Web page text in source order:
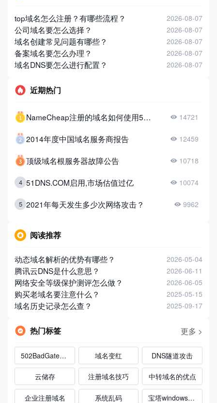
top域名怎么注册？有哪些流程？ 2026-08-07
公司域名要怎么选择？ 2026-08-07
域名创建常见问题有哪些？ 2026-08-07
备案域名要怎么办理？ 2026-08-07
域名DNS要怎么进行配置？ 2026-08-07
近期热门
NameCheap注册的域名如何使用51DNS？ 14721
2014年度中国域名服务商报告 12459
顶级域名根服务器故障公告 10718
4 51DNS.COM启用,市场估值过亿 10074
5 2021年每天发生多少次网络攻击？ 9962
阅读推荐
动态域名解析的优势有哪些？ 2026-05-04
腾讯云DNS是什么意思？ 2026-06-11
网络安全等级保护测评怎么做？ 2026-06-05
购买老域名要注意什么？ 2025-05-15
域名历史记录怎么查？ 2025-09-17
热门标签 更多 >
502BadGateway 域名变红 DNS隧道攻击
云储存 注册域名技巧 中转域名的优点
企业注册域名 系统乱码 宝塔windows面板